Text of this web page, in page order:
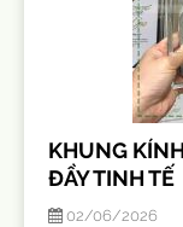
KHUNG
ĐẦY TINH TẾ
02/06/2026